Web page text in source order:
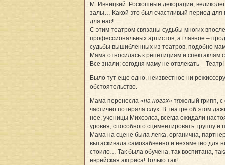
М. Ивницкий. Рос­кошные декорации,
залы… Какой это был счастливый период для
для нас!
С этим театром связаны судьбы многих
профессиональных артистов, а главное –
судьбы вышибленных из театров, подобно
Мама относилась к репетициям и спектаклям
Все знали: сегодня маму не отвлекать – Театр!
Было тут еще одно, неизвестное ни
обстоятельство.
Мама перенесла «на ногах» тяжелый грипп,
частично потеряла слух. В театре об этом
нее, ученицы Михоэлса, всегда ожидали
уровня, способного сцементировать труппу
Мама на сцене была легка, органична,
вытаскивала самозабвенно и незаметно для
стоило… Так была обучена, так воспитана,
еврейская актриса! Только так!